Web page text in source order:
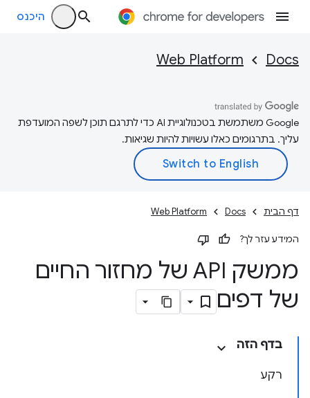
היכנס
Docs
Web Platform
‫Google משתמשת בטכנולוגיית AI כדי לתרגם תוכן לשפה המועדפת
עליך. בתרגומים כאלו עשויות להיות שגיאות.
דף הבית Docs
Web Platform
המידע עזר לך?
ממשק API של מחזור החיים
של דפים
בדף הזה
רקע